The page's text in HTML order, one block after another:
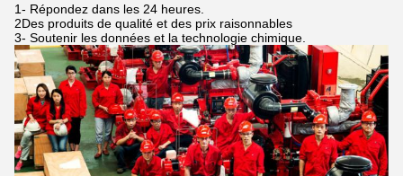
1- Répondez dans les 24 heures.
2Des produits de qualité et des prix raisonnables
3- Soutenir les données et la technologie chimique.